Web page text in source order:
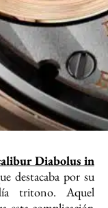
Diabolus in
destacaba por su
tritono. Aquel